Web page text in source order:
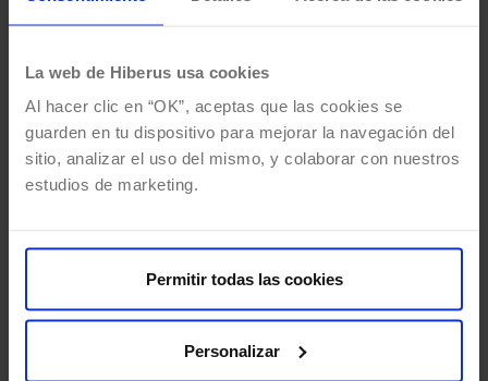
La web de Hiberus usa cookies
Al hacer clic en “OK”, aceptas que las cookies se
guarden en tu dispositivo para mejorar la navegación del
sitio, analizar el uso del mismo, y colaborar con nuestros
estudios de marketing.
Permitir todas las cookies
Personalizar
automatizando tareas, optimizando
Democratización de la información
cuando el equipo los tiene disponibles,
accede fácilmente y gestiona de forma
sobre su sector, sus clientes y el mercado,
sienta las bases para un mejor desempeño
individual y grupal y es capaz, en cualquier
momento, de tomar mejores decisiones,